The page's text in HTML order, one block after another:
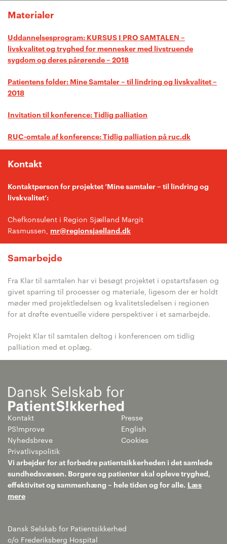
Materialer
Uddannelsesprogram: KURSUS I PRO SAMTALEN –
livskvalitet og tryghed for mennesker med livstruende
sygdom og deres pårørende – 2018
Patientens folder: Mine Samtaler – til lindring og livskvalitet –
2018
Invitation til konference: Tidlig palliation
RUC-omtale af konference: Tidlig palliation på ruc.dk
Kontakt
Kontaktperson for projektet ‘Mine samtaler – til lindring og
livskvalitet’:
Chefkonsulent i Region Sjælland Margit
Rasmussen, mr@regionsjaelland.dk
Samarbejde
Fra Klar til samtalen har vi besøgt projektet i opstartsfasen og
givet sparring til processer og materiale, ligesom der er holdt
møder med projektledelsen og kvalitetsledelsen i regionen
for at drøfte eventuelle videre perspektiver i et samarbejde.
Projekt Klar til samtalen deltog i konferencen om tidlig
palliation med et oplæg.
Kontakt
Presse
PS!mprove
English
Nyhedsbreve
Cookies
Privatlivspolitik
Vi arbejder for at forbedre patientsikkerheden i det samlede
sundhedsvæsen. Borgere og patienter skal opleve tryghed,
effektivitet og sammenhæng – hele tiden og for alle. Læs
mere
Dansk Selskab for Patientsikkerhed
c/o Frederiksberg Hospital